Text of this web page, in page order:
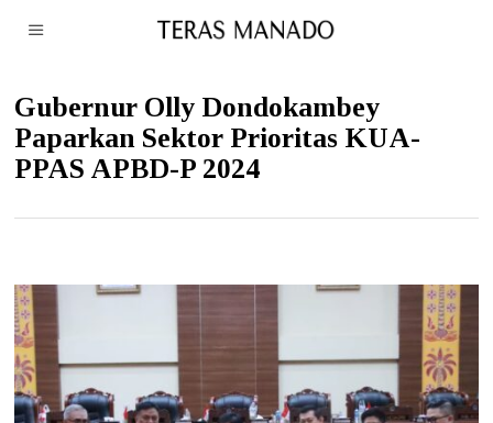
Gubernur Olly Dondokambey
Paparkan Sektor Prioritas KUA-
PPAS APBD-P 2024